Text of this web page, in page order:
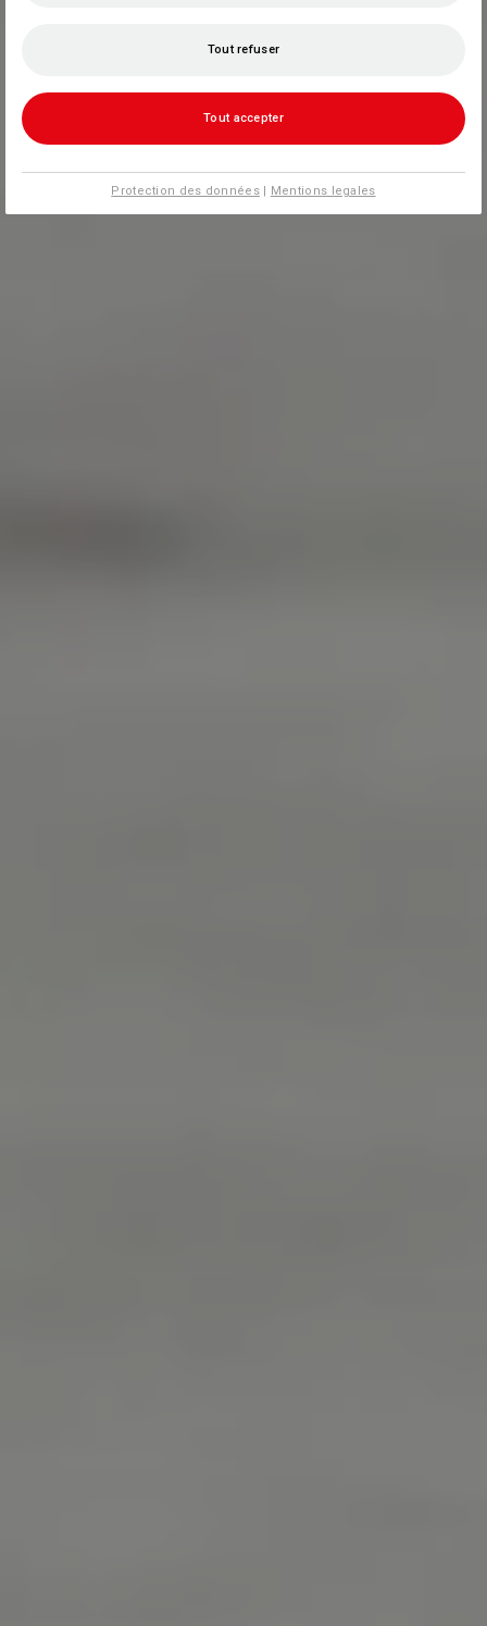
Tout refuser
Tout accepter
Protection des données| Mentions legales